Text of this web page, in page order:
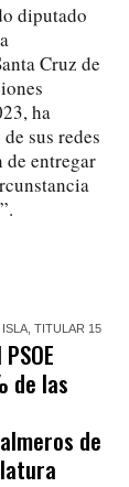
diputado
Cruz de
ha
sus redes
de entregar
ISLA ,TITULAR 15
de las
de